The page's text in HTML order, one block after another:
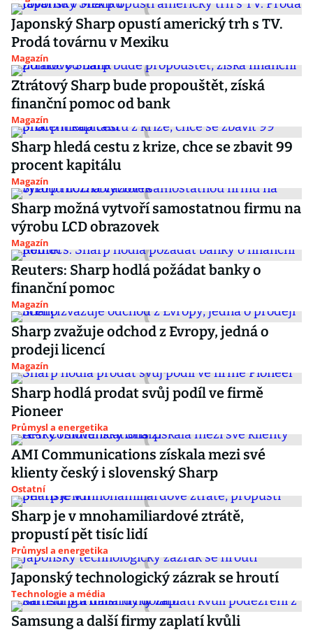
Japonský Sharp opustí americký trh s TV.
Prodá továrnu v Mexiku
Magazín
Ztrátový Sharp bude propouštět, získá
finanční pomoc od bank
Magazín
Sharp hledá cestu z krize, chce se zbavit 99
procent kapitálu
Magazín
Sharp možná vytvoří samostatnou firmu na
výrobu LCD obrazovek
Magazín
Reuters: Sharp hodlá požádat banky o
finanční pomoc
Magazín
Sharp zvažuje odchod z Evropy, jedná o
prodeji licencí
Magazín
Sharp hodlá prodat svůj podíl ve firmě
Pioneer
Průmysl a energetika
AMI Communications získala mezi své
klienty český i slovenský Sharp
Ostatní
Sharp je v mnohamiliardové ztrátě,
propustí pět tisíc lidí
Průmysl a energetika
Japonský technologický zázrak se hroutí
Technologie a média
Samsung a další firmy zaplatí kvůli